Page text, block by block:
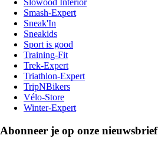
Slowood Interior
Smash-Expert
Sneak'In
Sneakids
Sport is good
Training-Fit
Trek-Expert
Triathlon-Expert
TripNBikers
Vélo-Store
Winter-Expert
Abonneer je op onze nieuwsbrief